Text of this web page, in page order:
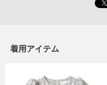
着用アイテム